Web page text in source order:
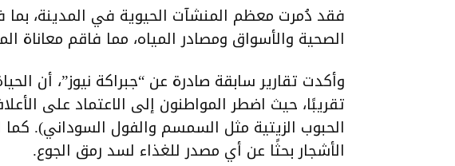
فقد دُمرت معظم المنشآت الحيوية في المدينة،
الصحية والأسواق ومصادر المياه، مما فاقم معاناة
وأكدت تقارير سابقة صادرة عن “جبراكة نيوز”، أن
تقريبًا، حيث اضطر المواطنون إلى الاعتماد على
الحبوب الزيتية مثل السمسم والفول السوداني). كما
الأشجار بحثًا عن أي مصدر للغذاء لسد رمق الجوع.